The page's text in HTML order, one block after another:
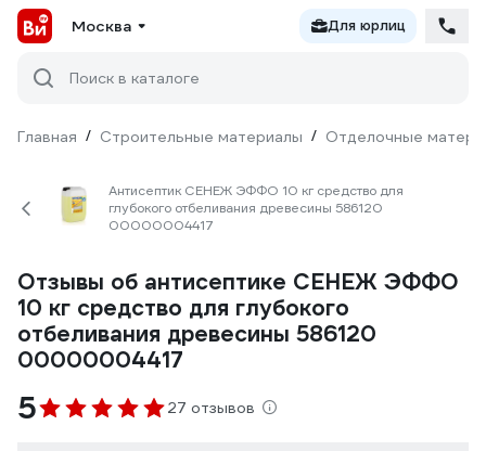
Москва Для юрлиц
Поиск в каталоге
Главная / Строительные материалы / Отделочные
Антисептик СЕНЕЖ ЭФФО 10 кг средство для
глубокого отбеливания древесины 586120
00000004417
Отзывы об антисептике СЕНЕЖ ЭФФО
10 кг средство для глубокого
отбеливания древесины 586120
00000004417
5 27 отзывов